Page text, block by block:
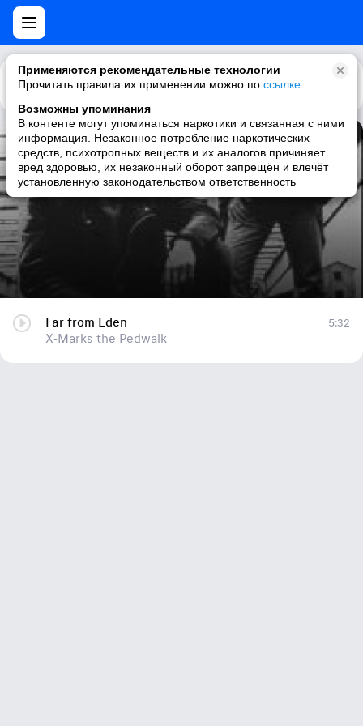
Применяются рекомендательные технологии
Прочитать правила их применении можно по ссылке
Возможны упоминания
В контенте могут упоминаться наркотики и связанная с ними
информация. Незаконное потребление наркотических
средств, психотропных веществ и их аналогов причиняет
вред здоровью, их незаконный оборот запрещён и влечёт
установленную законодательством ответственность
Каталог Рекомендации
Far from Eden
X-Marks the Pedwalk
Far from Eden
X-Marks the Pedwalk
5:32